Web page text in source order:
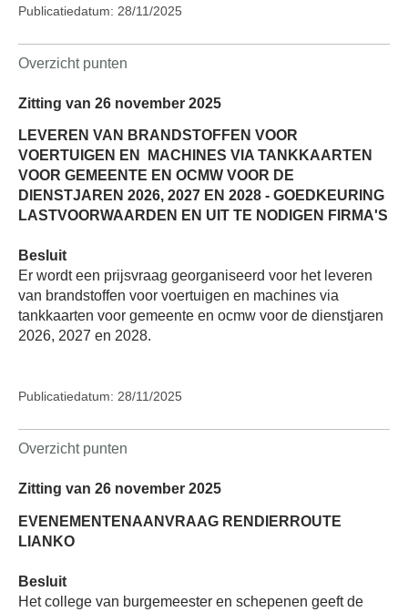
Publicatiedatum: 28/11/2025
Overzicht punten
Zitting van 26 november 2025
LEVEREN VAN BRANDSTOFFEN VOOR
VOERTUIGEN EN
MACHINES VIA TANKKAARTEN
VOOR GEMEENTE EN OCMW VOOR DE
DIENSTJAREN 2026, 2027 EN 2028 - GOEDKEURING
LASTVOORWAARDEN EN UIT TE NODIGEN FIRMA'S
Besluit
Er wordt een prijsvraag georganiseerd voor het leveren
van brandstoffen voor voertuigen en machines via
tankkaarten voor gemeente en ocmw voor de dienstjaren
2026, 2027 en 2028.
Publicatiedatum: 28/11/2025
Overzicht punten
Zitting van 26 november 2025
EVENEMENTENAANVRAAG RENDIERROUTE
LIANKO
Besluit
Het college van burgemeester en schepenen geeft de